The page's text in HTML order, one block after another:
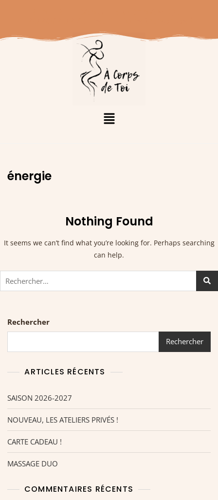
énergie
Nothing Found
It seems we can’t find what you’re looking for. Perhaps searching
can help.
Rechercher
Rechercher
ARTICLES RÉCENTS
SAISON 2026-2027
NOUVEAU, LES ATELIERS PRIVÉS !
CARTE CADEAU !
MASSAGE DUO
COMMENTAIRES RÉCENTS